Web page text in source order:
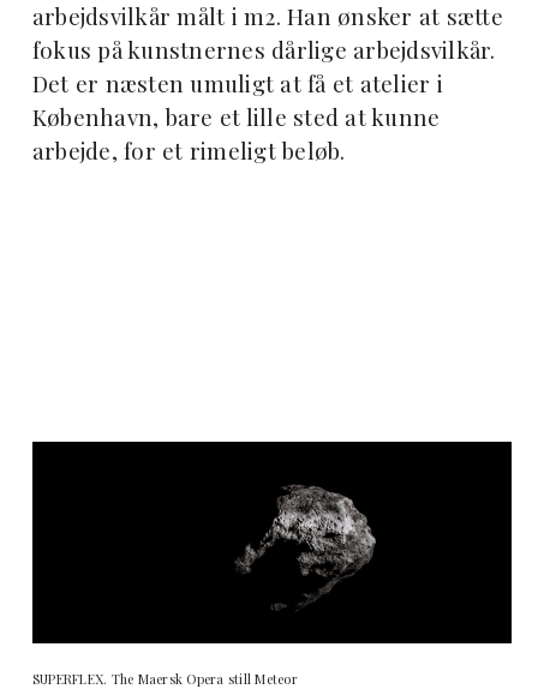
arbejdsvilkår målt i m2. Han ønsker at sætte
fokus på kunstnernes dårlige arbejdsvilkår.
Det er næsten umuligt at få et atelier i
København, bare et lille sted at kunne
arbejde, for et rimeligt beløb.
SUPERFLEX. The Maersk Opera still Meteor